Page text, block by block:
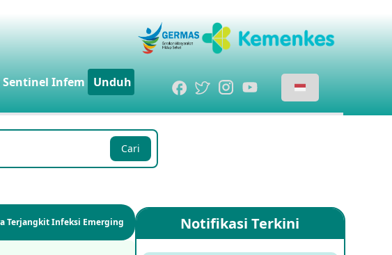
Sentinel Infem Unduh
Cari
Terjangkit Infeksi Emerging Notifikasi Terkini